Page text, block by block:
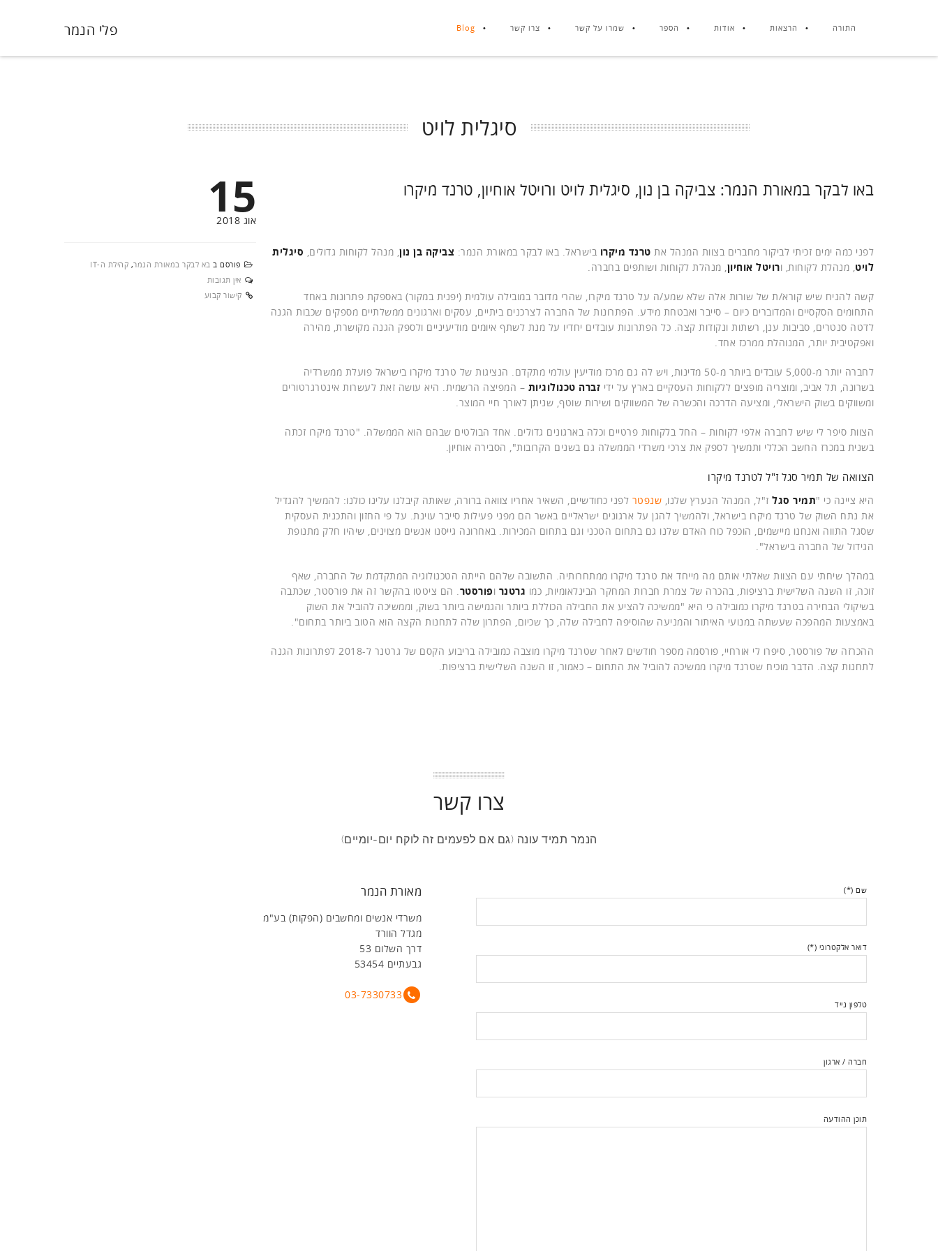
פלי הנמר התורה הרצאות אודות הספר שמרו על קשר צרו קשר Blog
סיגלית לויט
15
אוג 2018
פורסם ב בא לבקר במאורת הנמר, קהילת ה-IT
אין תגובות
קישור קבוע
באו לבקר במאורת הנמר: צביקה בן נון, סיגלית לויט ורויטל אוחיון, טרנד מיקרו
לפני כמה ימים זכיתי לביקור מחברים בצוות המנהל את טרנד מיקרו בישראל. באו לבקר במאורת הנמר: צביקה בן נון, מנהל לקוחות גדולים, סיגלית
לויט, מנהלת לקוחות, ורויטל אוחיון, מנהלת לקוחות ושותפים בחברה.
קשה להניח שיש קורא/ת של שורות אלה שלא שמע/ה על טרנד מיקרו, שהרי מדובר במובילה עולמית (יפנית במקור) באספקת פתרונות באחד
התחומים הסקסיים והמדוברים כיום – סייבר ואבטחת מידע. הפתרונות של החברה לצרכנים ביתיים, עסקים וארגונים ממשלתיים מספקים שכבות הגנה
לדטה סנטרים, סביבות ענן, רשתות ונקודות קצה. כל הפתרונות עובדים יחדיו על מנת לשתף איומים מודיעיניים ולספק הגנה מקושרת, מהירה
ואפקטיבית יותר, המנוהלת ממרכז אחד.
לחברה יותר מ-5,000 עובדים ביותר מ-50 מדינות, ויש לה גם מרכז מודיעין עולמי מתקדם. הנציגות של טרנד מיקרו בישראל פועלת ממשרדיה
בשרונה, תל אביב, ומוצריה מופצים ללקוחות העסקיים בארץ על ידי זברה טכנולוגיות – המפיצה הרשמית. היא עושה זאת לעשרות אינטרגרטורים
ומשווקים בשוק הישראלי, ומציעה הדרכה והכשרה של המשווקים ושירות שוטף, שניתן לאורך חיי המוצר.
הצוות סיפר לי שיש לחברה אלפי לקוחות – החל בלקוחות פרטיים וכלה בארגונים גדולים. אחד הבולטים שבהם הוא הממשלה. "טרנד מיקרו זכתה
בשנית במכרז החשב הכללי ותמשיך לספק את צרכי משרדי הממשלה גם בשנים הקרובות", הסבירה אוחיון.
הצוואה של תמיר סגל ז"ל לטרנד מיקרו
היא ציינה כי "תמיר סגל ז"ל, המנהל הנערץ שלנו, שנפטר לפני כחודשיים, השאיר אחריו צוואה ברורה, שאותה קיבלנו עלינו כולנו: להמשיך להגדיל
את נתח השוק של טרנד מיקרו בישראל, ולהמשיך להגן על ארגונים ישראליים באשר הם מפני פעילות סייבר עוינת. על פי החזון והתכנית העסקית
שסגל התווה ואנחנו מיישמים, הוכפל כוח האדם שלנו גם בתחום הטכני וגם בתחום המכירות. באחרונה גייסנו אנשים מצוינים, שיהיו חלק מתנופת
הגידול של החברה בישראל".
במהלך שיחתי עם הצוות שאלתי אותם מה מייחד את טרנד מיקרו ממתחרותיה. התשובה שלהם הייתה הטכנולוגיה המתקדמת של החברה, שאף
זוכה, זו השנה השלישית ברציפות, בהכרה של צמרת חברות המחקר הבינלאומיות, כמו גרטנר ופורסטר. הם ציטטו בהקשר זה את פורסטר, שכתבה
בשיקולי הבחירה בטרנד מיקרו כמובילה כי היא "ממשיכה להציע את החבילה הכוללת ביותר והגמישה ביותר בשוק, וממשיכה להוביל את השוק
באמצעות המהפכה שעשתה במנועי האיתור והמניעה שהוסיפה לחבילה שלה, כך שכיום, הפתרון שלה לתחנות הקצה הוא הטוב ביותר בתחום".
ההכרזה של פורסטר, סיפרו לי אורחיי, פורסמה מספר חודשים לאחר שטרנד מיקרו מוצבה כמובילה בריבוע הקסם של גרטנר ל-2018 לפתרונות הגנה
לתחנות קצה. הדבר מוכיח שטרנד מיקרו ממשיכה להוביל את התחום – כאמור, זו השנה השלישית ברציפות.
צרו קשר
הנמר תמיד עונה (גם אם לפעמים זה לוקח יום-יומיים)
מאורת הנמר
משרדי אנשים ומחשבים (הפקות) בע"מ
מגדל הוורד
דרך השלום 53
גבעתיים 53454
03-7330733
שם (*)
דואר אלקטרוני (*)
טלפון נייד
חברה / ארגון
תוכן ההודעה